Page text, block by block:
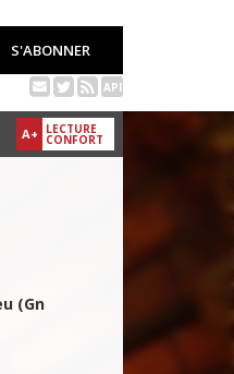
S'ABONNER
API
A+ LECTURE
CONFORT
(Gn